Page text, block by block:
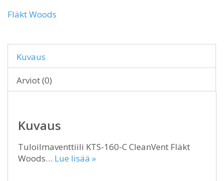
Fläkt Woods
Kuvaus
Arviot (0)
Kuvaus
Tuloilmaventtiili KTS-160-C CleanVent Fläkt
Woods… Lue lisää »